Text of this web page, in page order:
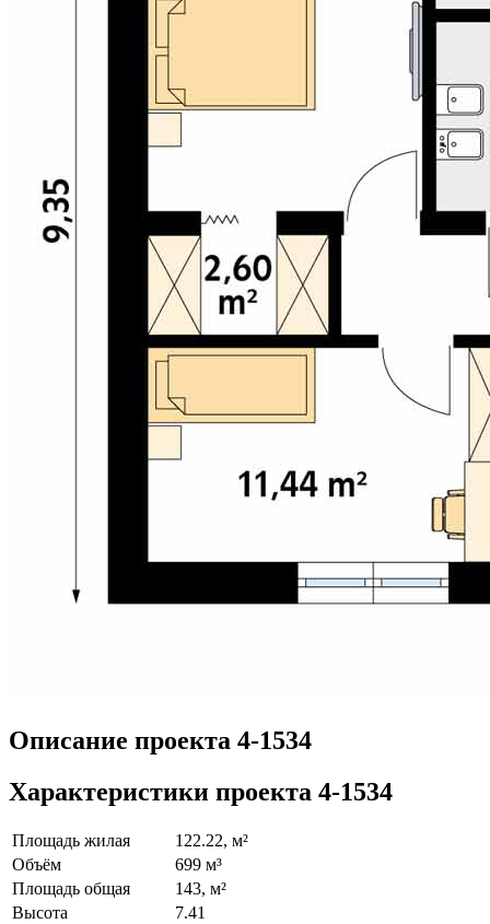
Описание проекта 4-1534
Характеристики проекта 4-1534
Площадь жилая
122.22, м²
Объём
699 м³
Площадь общая
143, м²
Высота
7.41